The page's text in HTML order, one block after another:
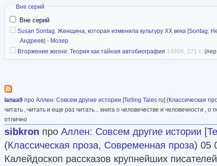
Скрыть
Вне серий
Вне серий
Susan Sontag. Женщина, которая изменила культуру XX века [Sontag:
Андреев) - Мозер
Вторжение жизни. Теория как тайная автобиография 1486K, 371 с.
lanaa9 про Аллен: Совсем другие истории [Telling Tales ru] (Классическая
читать , читать и еще раз читать... книга о человечестве и человечности , о
отлично
sibkron про Аллен: Совсем другие истории [
(Классическая проза, Современная проза) 05
Калейдоскоп рассказов крупнейших